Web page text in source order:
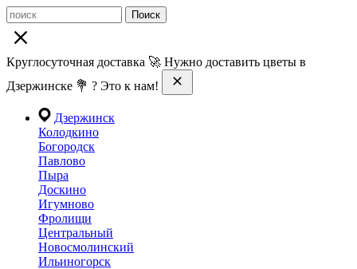
Поиск
Круглосуточная доставка 🚀 Нужно доставить цветы в
Дзержинске 💐 ? Это к нам!
Дзержинск
Колодкино
Богородск
Павлово
Пыра
Доскино
Игумново
Фролищи
Центральный
Новосмолинский
Ильиногорск